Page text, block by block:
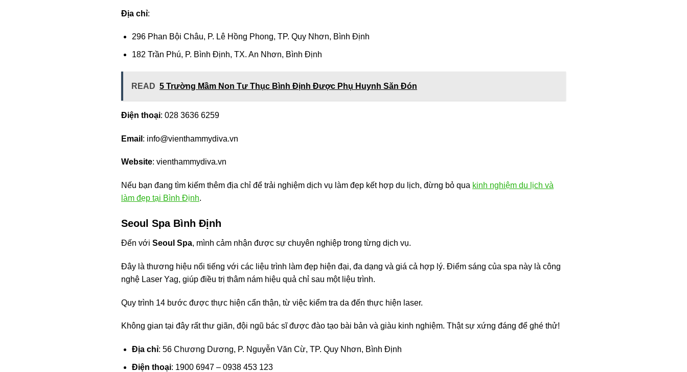
Địa chỉ:
296 Phan Bội Châu, P. Lê Hồng Phong, TP. Quy Nhơn, Bình Định
182 Trần Phú, P. Bình Định, TX. An Nhơn, Bình Định
READ 5 Trường Mầm Non Tư Thục Bình Định Được Phụ Huynh Săn Đón
Điện thoại: 028 3636 6259
Email : info@vienthammydiva.vn
Website: vienthammydiva.vn
Nếu bạn đang tìm kiếm thêm địa chỉ để trải nghiệm dịch vụ làm đẹp kết hợp du lịch, đừng bỏ qua kinh nghiệm du lịch và
làm đẹp tại Bình Định.
Seoul Spa Bình Định
Đến với Seoul Spa, mình cảm nhận được sự chuyên nghiệp trong từng dịch vụ.
Đây là thương hiệu nổi tiếng với các liệu trình làm đẹp hiện đại, đa dạng và giá cả hợp lý. Điểm sáng của spa này là công
nghệ Laser Yag, giúp điều trị thâm nám hiệu quả chỉ sau một liệu trình.
Quy trình 14 bước được thực hiện cẩn thận, từ việc kiểm tra da đến thực hiện laser.
Không gian tại đây rất thư giãn, đội ngũ bác sĩ được đào tạo bài bản và giàu kinh nghiệm. Thật sự xứng đáng để ghé thử!
Địa chỉ: 56 Chương Dương, P. Nguyễn Văn Cừ, TP. Quy Nhơn, Bình Định
Điện thoại: 1900 6947 – 0938 453 123